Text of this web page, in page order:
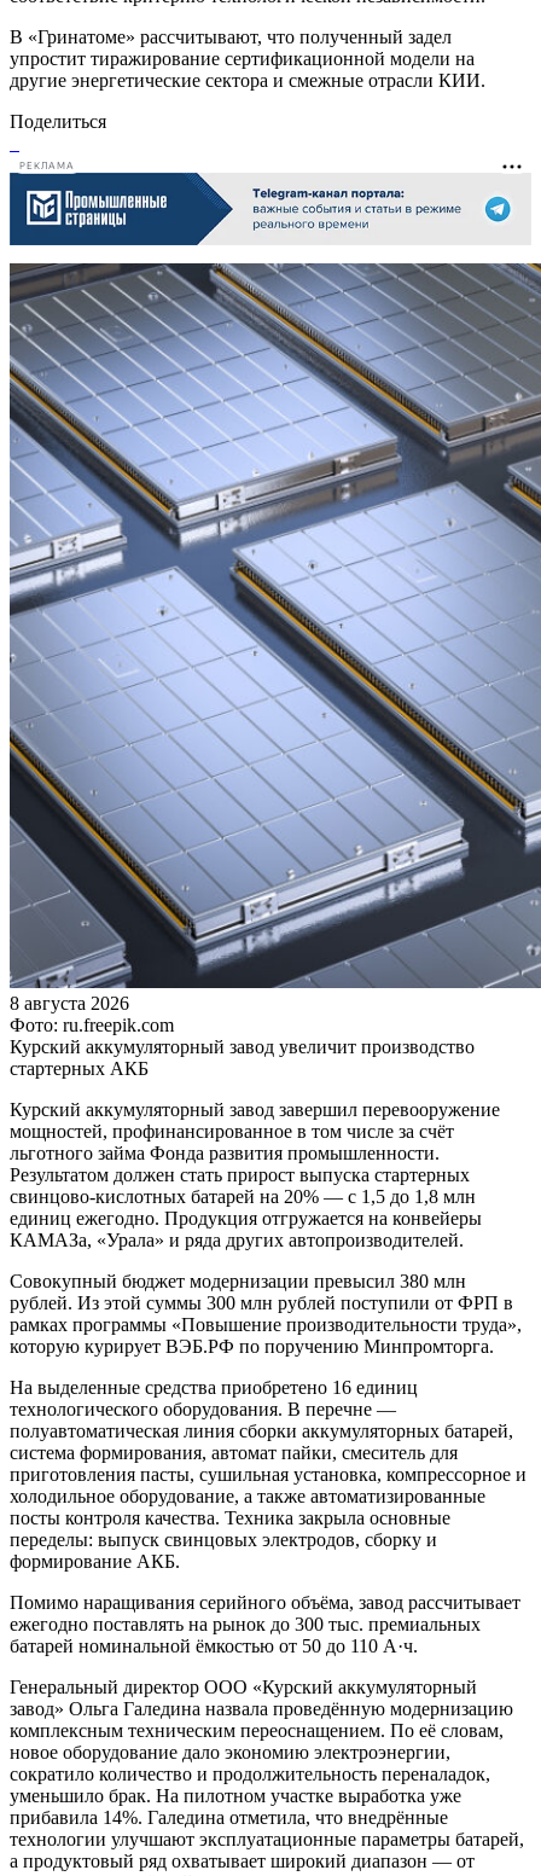
В «Гринатоме» рассчитывают, что полученный задел
упростит тиражирование сертификационной модели на
другие энергетические сектора и смежные отрасли КИИ.
Поделиться
РЕКЛАМА
8 августа 2026
Фото: ru.freepik.com
Курский аккумуляторный завод увеличит производство
стартерных АКБ
Курский аккумуляторный завод завершил перевооружение
мощностей, профинансированное в том числе за счёт
льготного займа Фонда развития промышленности.
Результатом должен стать прирост выпуска стартерных
свинцово-кислотных батарей на 20% — с 1,5 до 1,8 млн
единиц ежегодно. Продукция отгружается на конвейеры
КАМАЗа, «Урала» и ряда других автопроизводителей.
Совокупный бюджет модернизации превысил 380 млн
рублей. Из этой суммы 300 млн рублей поступили от ФРП в
рамках программы «Повышение производительности труда»,
которую курирует ВЭБ.РФ по поручению Минпромторга.
На выделенные средства приобретено 16 единиц
технологического оборудования. В перечне —
полуавтоматическая линия сборки аккумуляторных батарей,
система формирования, автомат пайки, смеситель для
приготовления пасты, сушильная установка, компрессорное и
холодильное оборудование, а также автоматизированные
посты контроля качества. Техника закрыла основные
переделы: выпуск свинцовых электродов, сборку и
формирование АКБ.
Помимо наращивания серийного объёма, завод рассчитывает
ежегодно поставлять на рынок до 300 тыс. премиальных
батарей номинальной ёмкостью от 50 до 110 А·ч.
Генеральный директор ООО «Курский аккумуляторный
завод» Ольга Галедина назвала проведённую модернизацию
комплексным техническим переоснащением. По её словам,
новое оборудование дало экономию электроэнергии,
сократило количество и продолжительность переналадок,
уменьшило брак. На пилотном участке выработка уже
прибавила 14%. Галедина отметила, что внедрённые
технологии улучшают эксплуатационные параметры батарей,
а продуктовый ряд охватывает широкий диапазон — от